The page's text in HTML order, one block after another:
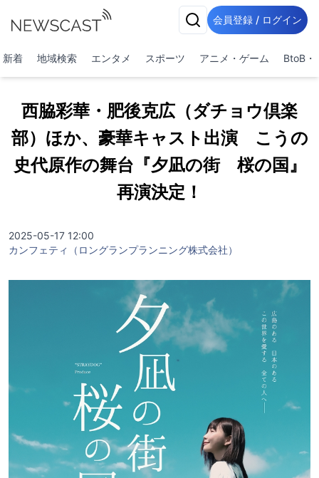
会員登録 / ログイン
新着 地域検索 エンタメ スポーツ アニメ・ゲーム BtoB・
西脇彩華・肥後克広（ダチョウ倶楽
部）ほか、豪華キャスト出演 こうの
史代原作の舞台『夕凪の街 桜の国』
再演決定！
2025-05-17 12:00
カンフェティ（ロングランプランニング株式会社）